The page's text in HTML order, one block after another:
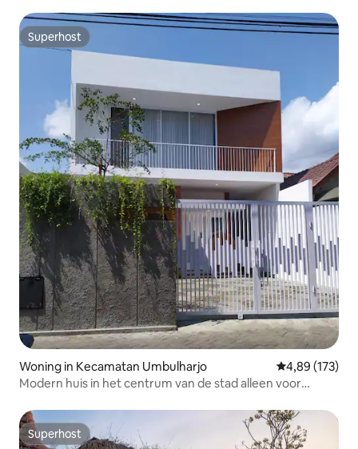
Superhost
Superhost
Woning in Kecamatan Umbulharjo Gemiddelde
4,89 (173)
Modern huis in het centrum van de stad alleen voor
Superhost
Superhost